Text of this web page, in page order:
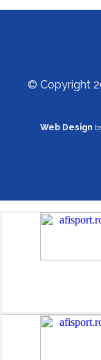
© Copyright
Web Design